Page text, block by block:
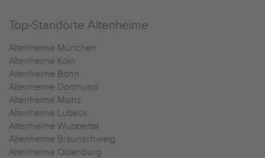
Top-Standorte Altenheime
Altenheime München
Altenheime Köln
Altenheime Bonn
Altenheime Dortmund
Altenheime Mainz
Altenheime Lübeck
Altenheime Wuppertal
Altenheime Braunschweig
Altenheime Oldenburg